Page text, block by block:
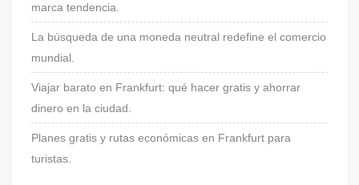
marca tendencia.
La búsqueda de una moneda neutral redefine el comercio
mundial.
Viajar barato en Frankfurt: qué hacer gratis y ahorrar
dinero en la ciudad.
Planes gratis y rutas económicas en Frankfurt para
turistas.